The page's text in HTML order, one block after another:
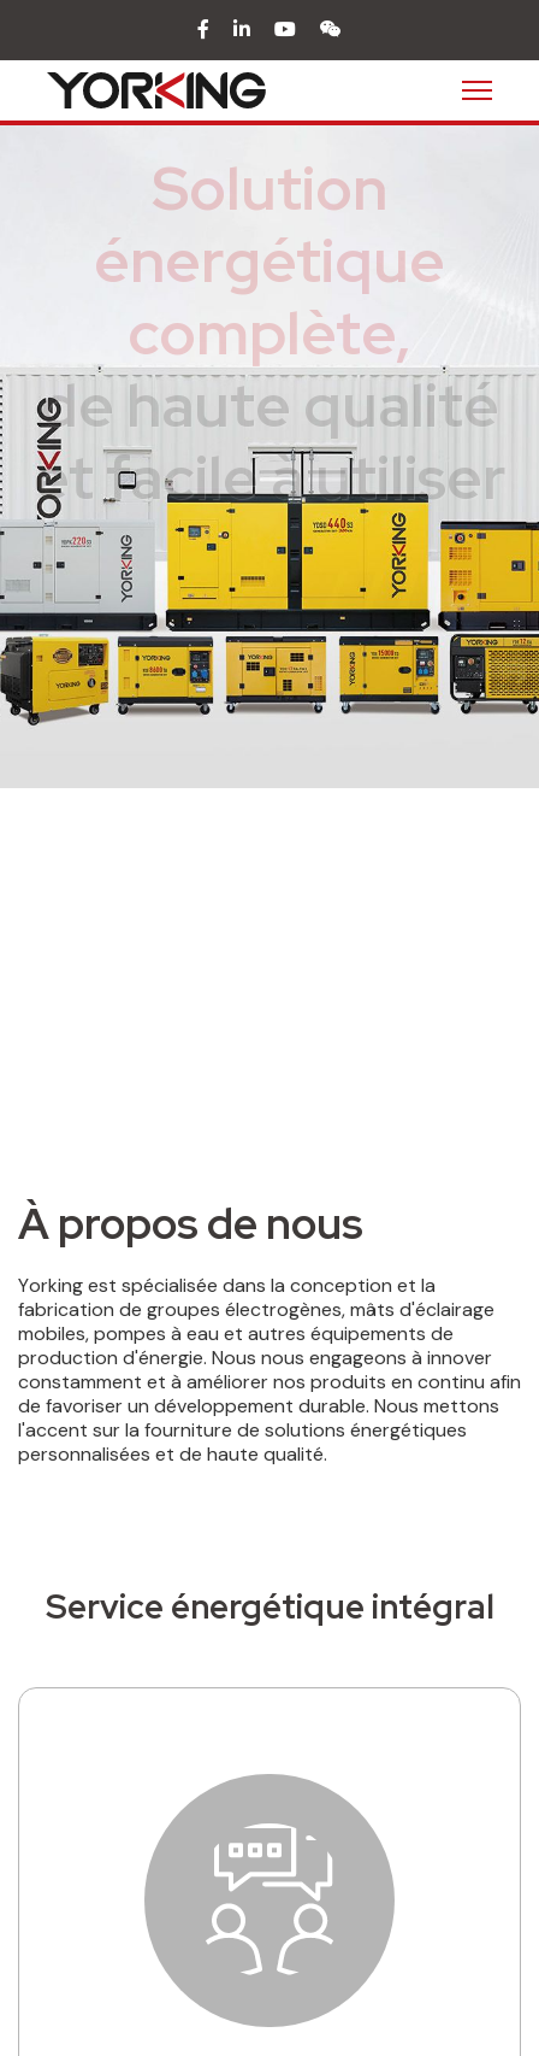
facebook
in youtubewechat
Solution
énergétique
complète,
de haute qualité
et facile à utiliser
À propos de nous
Service énergétique intégral